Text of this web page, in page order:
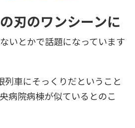
刃のワンシーンに
いとかで話題になっています
列車にそっくりだということ
病院病棟が似ているとのこ